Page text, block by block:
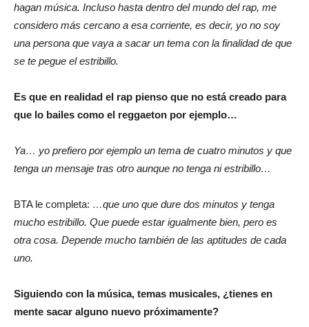
hagan música. Incluso hasta dentro del mundo del rap, me
considero más cercano a esa corriente, es decir, yo no soy
una persona que vaya a sacar un tema con la finalidad de que
se te pegue el estribillo.
Es que en realidad el rap pienso que no está creado para
que lo bailes como el reggaeton por ejemplo…
Ya… yo prefiero por ejemplo un tema de cuatro minutos y que
tenga un mensaje tras otro aunque no tenga ni estribillo…
BTA le completa: …que uno que dure dos minutos y tenga
mucho estribillo. Que puede estar igualmente bien, pero es
otra cosa. Depende mucho también de las aptitudes de cada
uno.
Siguiendo con la música, temas musicales, ¿tienes en
mente sacar alguno nuevo próximamente?